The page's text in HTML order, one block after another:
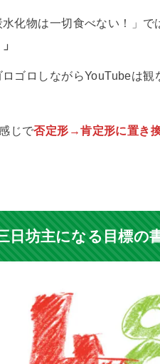
水化物は一切食べない！」で
ロゴロしながらYouTubeは
じで否定形→肯定形に置き
日坊主になる目標の